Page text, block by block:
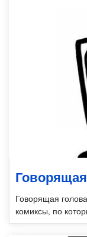
Говорящая
комиксы, по